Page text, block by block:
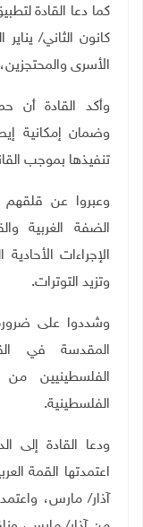
كانون الثاني/
الأسرى
وأكد القادة أن
وضمان إمكانية
تنفيذها بموجب
وعبروا عن قلقهم
الضفة الغربية
الإجراءات
وتزيد التوترات.
وشددوا على ضرورة
المقدسة في
الفلسطينيين
الفلسطينية.
ودعا القادة إلى
اعتمدتها القمة
آذار/ مارس،